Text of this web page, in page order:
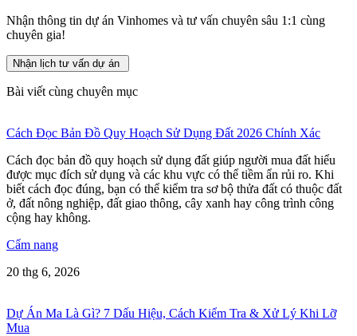
Nhận thông tin dự án Vinhomes và tư vấn chuyên sâu 1:1 cùng
chuyên gia!
Nhận lịch tư vấn dự án
Bài viết cùng chuyên mục
Cách Đọc Bản Đồ Quy Hoạch Sử Dụng Đất 2026 Chính Xác
Cách đọc bản đồ quy hoạch sử dụng đất giúp người mua đất hiểu
được mục đích sử dụng và các khu vực có thể tiềm ẩn rủi ro. Khi
biết cách đọc đúng, bạn có thể kiểm tra sơ bộ thửa đất có thuộc đất
ở, đất nông nghiệp, đất giao thông, cây xanh hay công trình công
cộng hay không.
Cẩm nang
20 thg 6, 2026
Dự Án Ma Là Gì? 7 Dấu Hiệu, Cách Kiểm Tra & Xử Lý Khi Lỡ
Mua